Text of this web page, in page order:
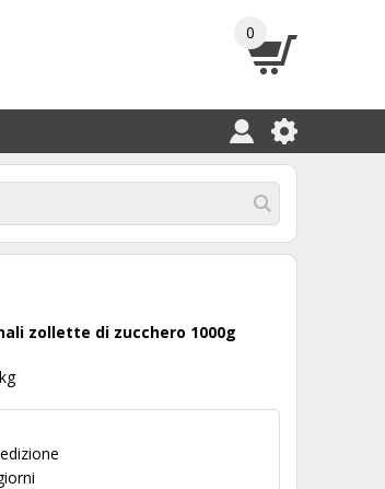
0
zollette di zucchero 1000g